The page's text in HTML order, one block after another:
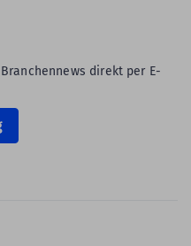
direkt per E-